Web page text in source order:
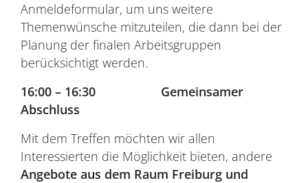
Anmeldeformular, um uns weitere
Themenwünsche mitzuteilen, die dann bei der
Planung der finalen Arbeitsgruppen
berücksichtigt werden.
16:00 – 16:30 Gemeinsamer
Abschluss
Mit dem Treffen möchten wir allen
Interessierten die Möglichkeit bieten, andere
Angebote aus dem Raum Freiburg und